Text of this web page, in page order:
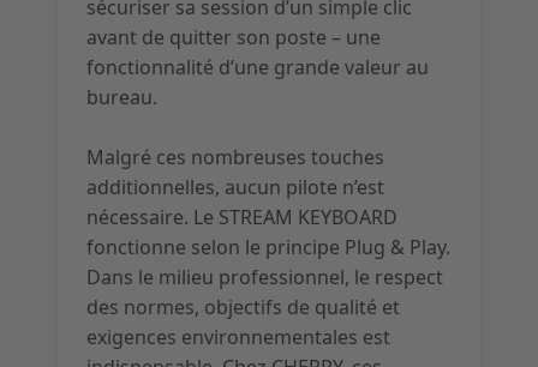
sécuriser sa session d’un simple clic
avant de quitter son poste – une
fonctionnalité d’une grande valeur au
bureau.
Malgré ces nombreuses touches
additionnelles, aucun pilote n’est
nécessaire. Le STREAM KEYBOARD
fonctionne selon le principe Plug & Play.
Dans le milieu professionnel, le respect
des normes, objectifs de qualité et
exigences environnementales est